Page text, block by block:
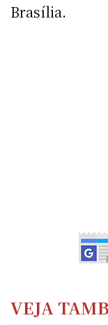
Brasília.
VEJA